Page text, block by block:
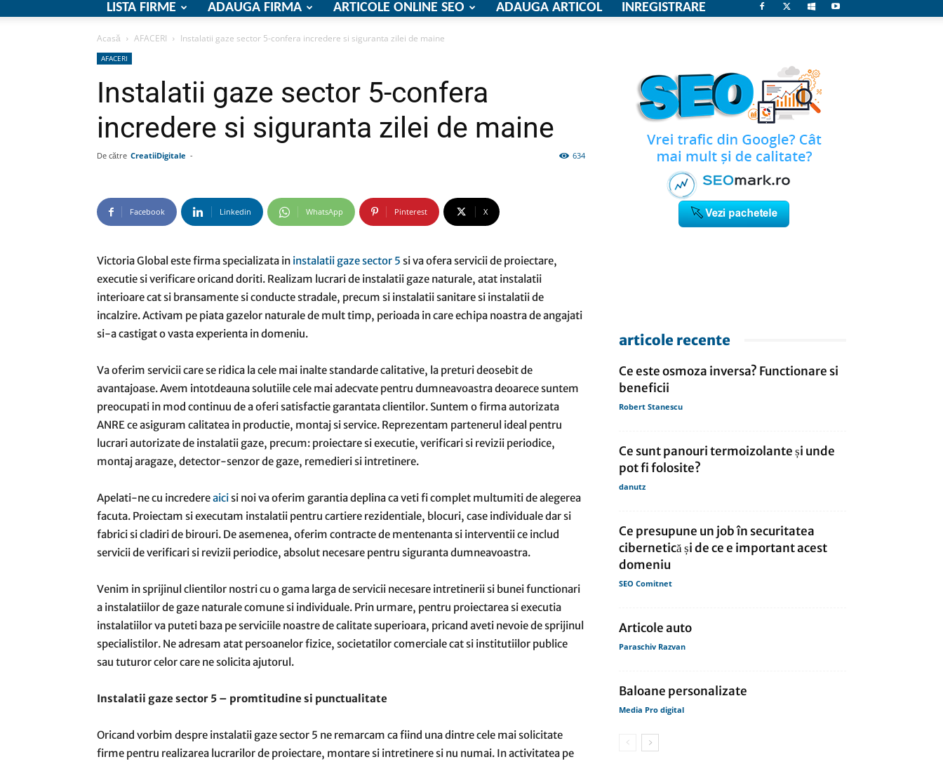
comunicate
presa
LISTA FIRME ADAUGA FIRMA ARTICOLE ONLINE SEO ADAUGA ARTICOL INREGISTRARE
Acasă AFACERI Instalatii gaze sector 5-confera incredere si siguranta zilei de maine
AFACERI
Instalatii gaze sector 5-confera
incredere si siguranta zilei de maine
De către CreatiiDigitale - 634
Facebook Linkedin WhatsApp Pinterest X
Victoria Global este firma specializata in instalatii gaze sector 5 si va ofera servicii de proiectare,
executie si verificare oricand doriti. Realizam lucrari de instalatii gaze naturale, atat instalatii
interioare cat si bransamente si conducte stradale, precum si instalatii sanitare si instalatii de
incalzire. Activam pe piata gazelor naturale de mult timp, perioada in care echipa noastra de angajati
si-a castigat o vasta experienta in domeniu.
Va oferim servicii care se ridica la cele mai inalte standarde calitative, la preturi deosebit de
avantajoase. Avem intotdeauna solutiile cele mai adecvate pentru dumneavoastra deoarece suntem
preocupati in mod continuu de a oferi satisfactie garantata clientilor. Suntem o firma autorizata
ANRE ce asiguram calitatea in productie, montaj si service. Reprezentam partenerul ideal pentru
lucrari autorizate de instalatii gaze, precum: proiectare si executie, verificari si revizii periodice,
montaj aragaze, detector-senzor de gaze, remedieri si intretinere.
Apelati-ne cu incredereaicisi noi va oferim garantia deplina ca veti fi complet multumiti de alegerea
facuta. Proiectam si executam instalatii pentru cartiere rezidentiale, blocuri, case individuale dar si
fabrici si cladiri de birouri. De asemenea, oferim contracte de mentenanta si interventii ce includ
servicii de verificari si revizii periodice, absolut necesare pentru siguranta dumneavoastra.
Venim in sprijinul clientilor nostri cu o gama larga de servicii necesare intretinerii si bunei functionari
a instalatiilor de gaze naturale comune si individuale. Prin urmare, pentru proiectarea si executia
instalatiilor va puteti baza pe serviciile noastre de calitate superioara, pricand aveti nevoie de sprijinul
specialistilor. Ne adresam atat persoanelor fizice, societatilor comerciale cat si institutiilor publice
sau tuturor celor care ne solicita ajutorul.
Instalatii gaze sector 5 – promtitudine si punctualitate
Oricand vorbim despre instalatii gaze sector 5 ne remarcam ca fiind una dintre cele mai solicitate
firme pentru realizarea lucrarilor de proiectare, montare si intretinere si nu numai. In activitatea pe
articole recente
Ce este osmoza inversa? Functionare si
beneficii
Robert Stanescu
Ce sunt panouri termoizolante și unde
pot fi folosite?
danutz
Ce presupune un job în securitatea
cibernetică și de ce e important acest
domeniu
SEO Comitnet
Articole auto
Paraschiv Razvan
Baloane personalizate
Media Pro digital